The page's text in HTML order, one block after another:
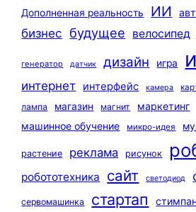
Дополненная реальность ИИ
бизнес будущее велосипед
генератор датчик дизайн игра
интернет интерфейс камера
лампа
магазин магнит
маркетинг
машинное обучение
микро-идея
растение реклама рисунок
робототехника сайт светодиод
сервомашинка стартап